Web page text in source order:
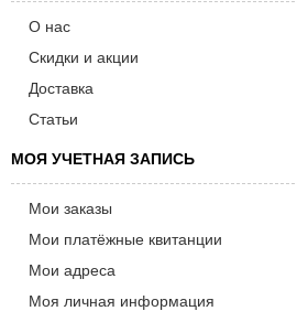
О нас
Скидки и акции
Доставка
Статьи
МОЯ УЧЕТНАЯ ЗАПИСЬ
Мои заказы
Мои платёжные квитанции
Мои адреса
Моя личная информация